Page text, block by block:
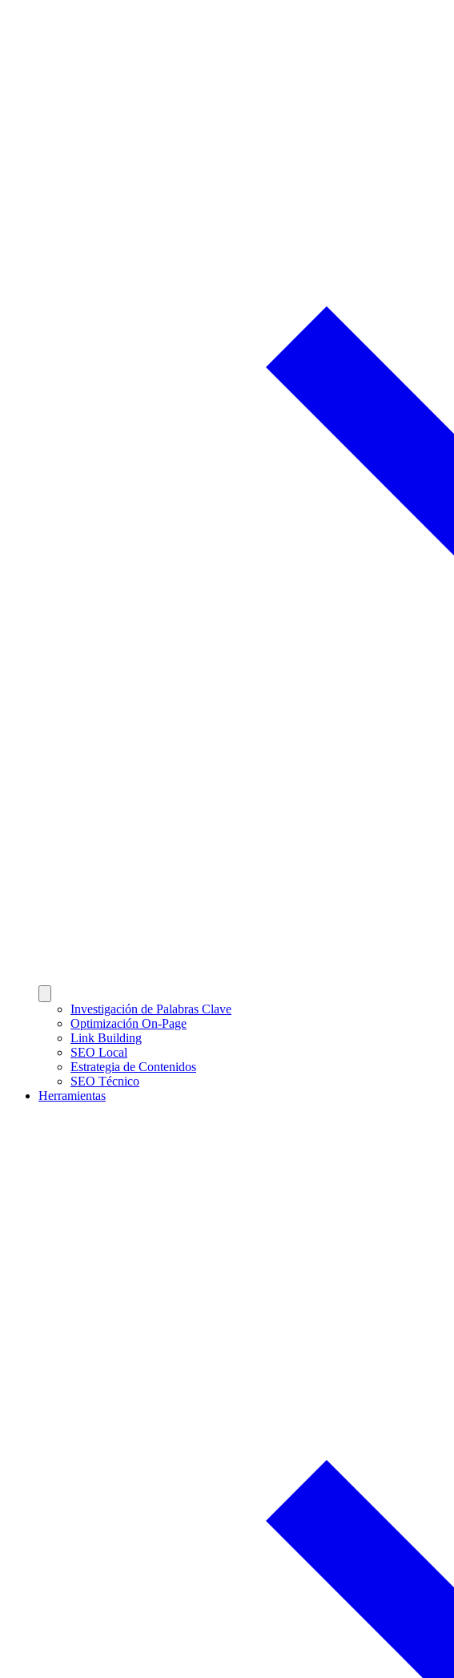
Investigación de Palabras Clave
Optimización On-Page
Link Building
SEO Local
Estrategia de Contenidos
SEO Técnico
Herramientas